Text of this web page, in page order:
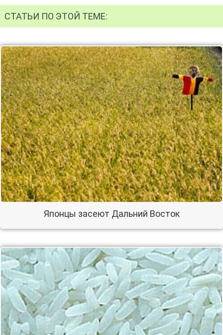
СТАТЬИ ПО ЭТОЙ ТЕМЕ:
Японцы засеют Дальний Восток